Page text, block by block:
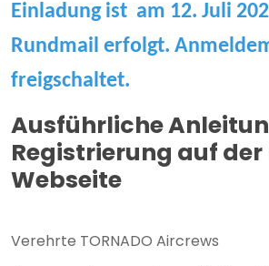
Einladung ist am 12. Juli
Rundmail erfolgt.
freigschaltet.
Ausführliche
Registrierung auf der
Webseite
Verehrte TORNADO Aircrews